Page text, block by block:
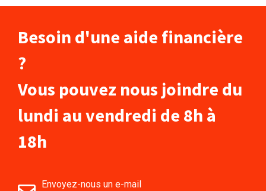
Besoin d'une aide financière
?
Vous pouvez nous joindre du
lundi au vendredi de 8h à
18h
Envoyez-nous un e-mail